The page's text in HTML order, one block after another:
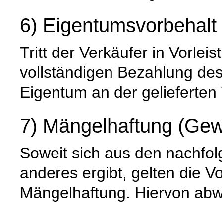
6) Eigentumsvorbehalt
Tritt der Verkäufer in
vollständigen Bezahlung
Eigentum an der gelieferten
7) Mängelhaftung
Soweit sich aus den
anderes ergibt, gelten die
Mängelhaftung. Hiervon